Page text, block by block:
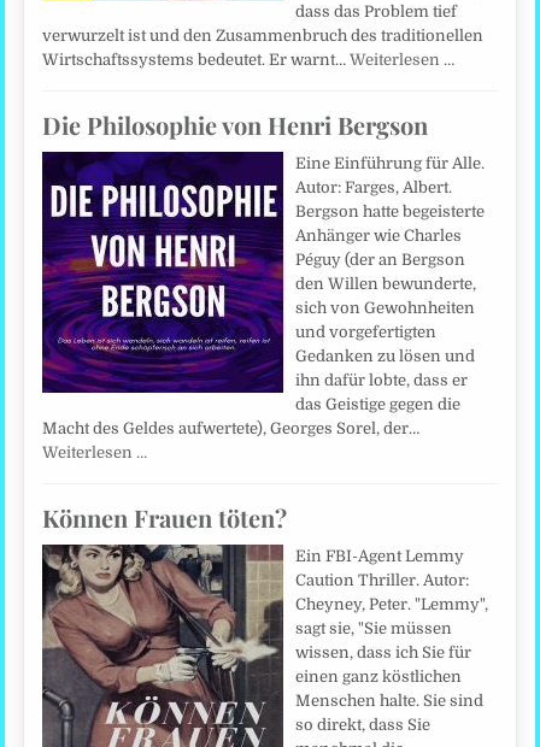
dass das Problem tief
verwurzelt ist und den Zusammenbruch des traditionellen
Wirtschaftssystems bedeutet. Er warnt…Weiterlesen …
Die Philosophie von Henri Bergson
Eine Einführung für Alle.
Autor: Farges, Albert.
Bergson hatte begeisterte
Anhänger wie Charles
Péguy (der an Bergson
den Willen bewunderte,
sich von Gewohnheiten
und vorgefertigten
Gedanken zu lösen und
ihn dafür lobte, dass er
das Geistige gegen die
Macht des Geldes aufwertete), Georges Sorel, der…
Weiterlesen …
Können Frauen töten?
Ein FBI-Agent Lemmy
Caution Thriller. Autor:
Cheyney, Peter. "Lemmy",
sagt sie, "Sie müssen
wissen, dass ich Sie für
einen ganz köstlichen
Menschen halte. Sie sind
so direkt, dass Sie